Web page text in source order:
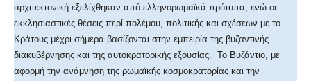
αρχιτεκτονική εξελίχθηκαν από ελληνορωμαϊκά πρότυπα, ενώ οι
εκκλησιαστικές θέσεις περί πολέμου, πολιτικής και σχέσεων με το
Κράτους μέχρι σήμερα βασίζονται στην εμπειρία της βυζαντινής
διακυβέρνησης και της αυτοκρατορικής εξουσίας. Το Βυζάντιο, με
αφορμή την ανάμνηση της ρωμαϊκής κοσμοκρατορίας και την